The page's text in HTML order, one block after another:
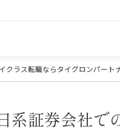
クラス転職ならタイグロンパート
系証券会社で